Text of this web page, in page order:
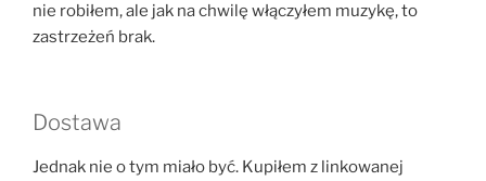
nie robiłem, ale jak na chwilę włączyłem muzykę, to
zastrzeżeń brak.
Dostawa
Jednak nie o tym miało być. Kupiłem z linkowanej